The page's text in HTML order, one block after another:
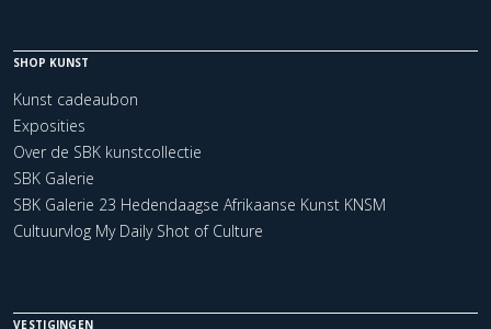
SHOP KUNST
Kunst cadeaubon
Exposities
Over de SBK kunstcollectie
SBK Galerie
SBK Galerie 23 Hedendaagse Afrikaanse Kunst KNSM
Cultuurvlog My Daily Shot of Culture
VESTIGINGEN